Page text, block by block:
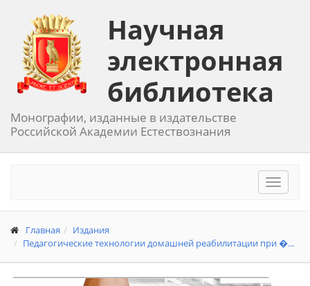
Научная
электронная
библиотека
Монографии, изданные в издательстве
Российской Академии Естествознания
Toggle
Главная
Издания
Педагогические технологии домашней реабилитации при �...